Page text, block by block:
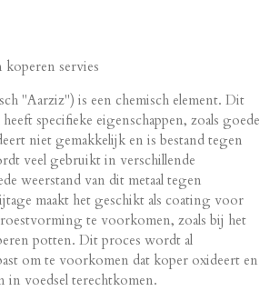
servies
"Aarziz") is een chemisch element. Dit
specifieke eigenschappen, zoals goede
niet gemakkelijk en is bestand tegen
veel gebruikt in verschillende
weerstand van dit metaal tegen
maakt het geschikt als coating voor
roestvorming te voorkomen, zoals bij het
potten. Dit proces wordt al
om te voorkomen dat koper oxideert en
voedsel terechtkomen.